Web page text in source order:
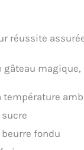
réussite
gâteau
sucre
beurre fondu